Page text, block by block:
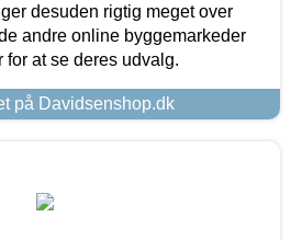
desuden rigtig meget over
andre online byggemarkeder
for at se deres udvalg.
på Davidsenshop.dk